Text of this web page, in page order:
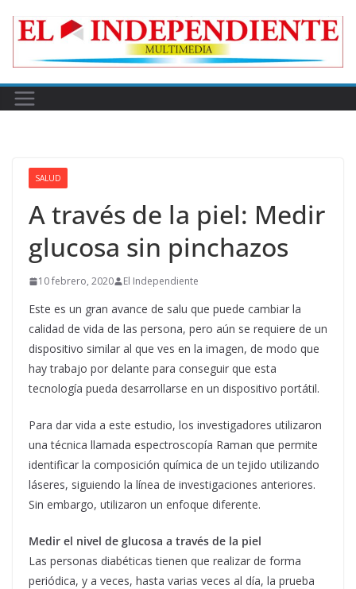
SALUD
A través de la piel: Medir
glucosa sin pinchazos
10 febrero, 2020 El Independiente
Este es un gran avance de salu que puede cambiar la
calidad de vida de las persona, pero aún se requiere de un
dispositivo similar al que ves en la imagen, de modo que
hay trabajo por delante para conseguir que esta
tecnología pueda desarrollarse en un dispositivo portátil.
Para dar vida a este estudio, los investigadores utilizaron
una técnica llamada espectroscopía Raman que permite
identificar la composición química de un tejido utilizando
láseres, siguiendo la línea de investigaciones anteriores.
Sin embargo, utilizaron un enfoque diferente.
Medir el nivel de glucosa a través de la piel
Las personas diabéticas tienen que realizar de forma
periódica, y a veces, hasta varias veces al día, la prueba